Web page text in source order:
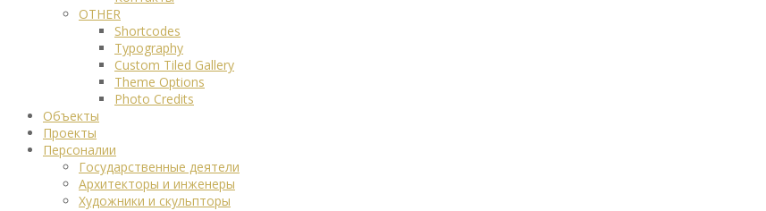
OTHER
Shortcodes
Typography
Custom Tiled Gallery
Theme Options
Photo Credits
Объекты
Проекты
Персоналии
Государственные деятели
Архитекторы и инженеры
Художники и скульпторы